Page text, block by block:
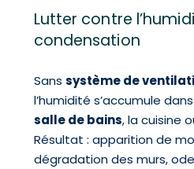
Lutter contre
condensation
Sans système de
l’humidité s’accumule
salle de bains, la cuisine
Résultat : apparition de
dégradation des murs,